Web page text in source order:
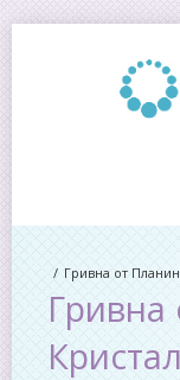
Гривна от
Гривна
Кристал